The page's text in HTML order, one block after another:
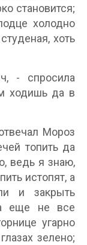
становится;
холодно
хоть
- спросила
ходишь да в
Мороз
топить да
ведь я знаю,
истопят, а
и закрыть
еще не все
угарно
зелено;